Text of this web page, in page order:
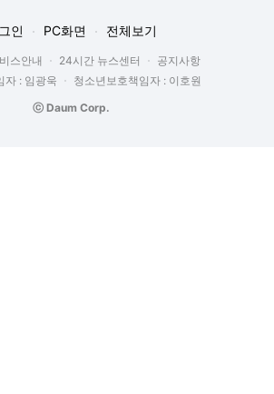
인 PC화면 전체보기
스안내 24시간 뉴스센터
공지사항
자 : 임광욱
청소년보호책임자 : 이호원
ⓒ Daum Corp.